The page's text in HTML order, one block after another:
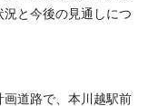
と今後の見通しにつ
道路で、本川越駅前